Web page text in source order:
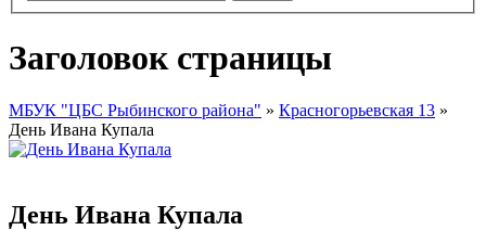
Заголовок страницы
МБУК "ЦБС Рыбинского района" » Красногорьевская 13 »
День Ивана Купала
День Ивана Купала